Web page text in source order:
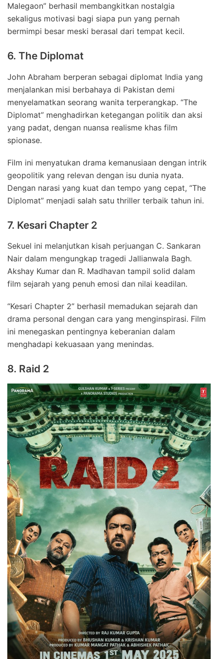
Malegaon” berhasil membangkitkan nostalgia
sekaligus motivasi bagi siapa pun yang pernah
bermimpi besar meski berasal dari tempat kecil.
6. The Diplomat
John Abraham berperan sebagai diplomat India yang
menjalankan misi berbahaya di Pakistan demi
menyelamatkan seorang wanita terperangkap. “The
Diplomat” menghadirkan ketegangan politik dan aksi
yang padat, dengan nuansa realisme khas film
spionase.
Film ini menyatukan drama kemanusiaan dengan intrik
geopolitik yang relevan dengan isu dunia nyata.
Dengan narasi yang kuat dan tempo yang cepat, “The
Diplomat” menjadi salah satu thriller terbaik tahun ini.
7. Kesari Chapter 2
Sekuel ini melanjutkan kisah perjuangan C. Sankaran
Nair dalam mengungkap tragedi Jallianwala Bagh.
Akshay Kumar dan R. Madhavan tampil solid dalam
film sejarah yang penuh emosi dan nilai keadilan.
“Kesari Chapter 2” berhasil memadukan sejarah dan
drama personal dengan cara yang menginspirasi. Film
ini menegaskan pentingnya keberanian dalam
menghadapi kekuasaan yang menindas.
8. Raid 2